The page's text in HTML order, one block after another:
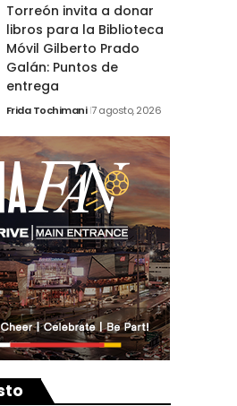
Torreón invita a donar
libros para la Biblioteca
Móvil Gilberto Prado
Galán: Puntos de
entrega
Frida Tochimani 7 agosto, 2026